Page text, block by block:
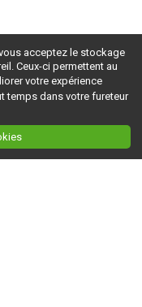
acceptez le stockage
Ceux-ci permettent au
votre expérience
temps dans votre fureteur